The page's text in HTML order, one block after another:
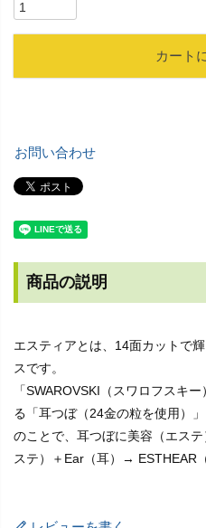
カート
お問い合わせ
商品の説明
エスティアとは、14面カットで
スです。
「SWAROVSKI（スワロフスキ
る「耳つぼ（24金の粒を使用）
のことで、耳つぼに美容（エス
ステ）＋Ear（耳）→ ESTHEAR